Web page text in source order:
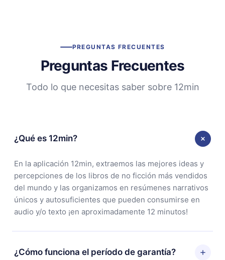
PREGUNTAS FRECUENTES
Preguntas Frecuentes
Todo lo que necesitas saber sobre 12min
¿Qué es 12min?
En la aplicación 12min, extraemos las mejores ideas y
percepciones de los libros de no ficción más vendidos
del mundo y las organizamos en resúmenes narrativos
únicos y autosuficientes que pueden consumirse en
audio y/o texto ¡en aproximadamente 12 minutos!
¿Cómo funciona el período de garantía?